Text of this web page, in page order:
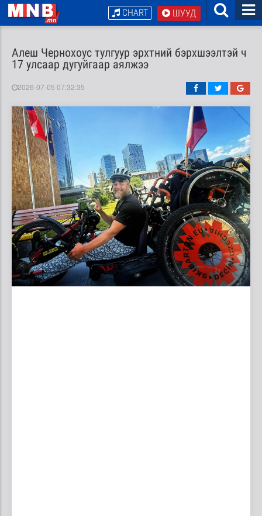
ШУУД
CHART
Алеш Чернохоус тулгуур эрхтний бэрхшээлтэй ч
17 улсаар дугуйгаар аялжээ
2026-07-05 07:32:35